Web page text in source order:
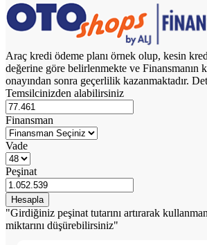
Araç kredi ödeme planı örnek olup, kesin
değerine göre belirlenmekte ve Finansmanın
onayından sonra geçerlilik kazanmaktadır.
Temsilcinizden alabilirsiniz
Finansman
Vade
Peşinat
"Girdiğiniz peşinat tutarını artırarak
miktarını düşürebilirsiniz"